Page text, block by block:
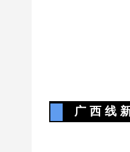
广 西 线